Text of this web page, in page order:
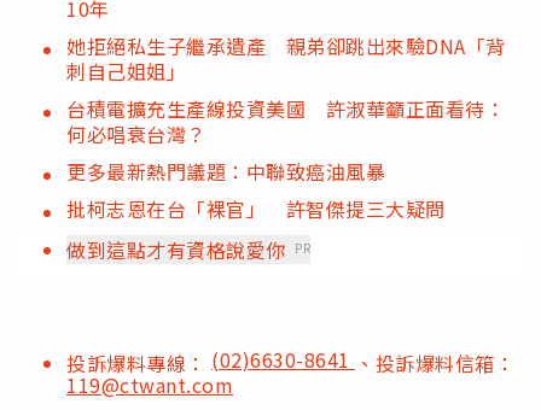
10年
她拒絕私生子繼承遺產 親弟卻跳出來驗DNA「背
刺自己姐姐」
台積電擴充生產線投資美國 許淑華籲正面看待：
何必唱衰台灣？
更多最新熱門議題：中聯致癌油風暴
批柯志恩在台「裸官」 許智傑提三大疑問
做到這點才有資格說愛你 PR
投訴爆料專線： (02)6630-8641 、投訴爆料信箱：
119@ctwant.com